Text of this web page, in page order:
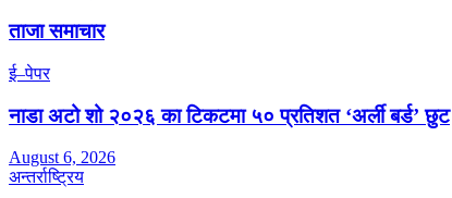
ताजा समाचार
ई–पेपर
नाडा अटो शो २०२६ का टिकटमा ५० प्रतिशत ‘अर्ली बर्ड’ छुट
August 6, 2026
अन्तर्राष्ट्रिय